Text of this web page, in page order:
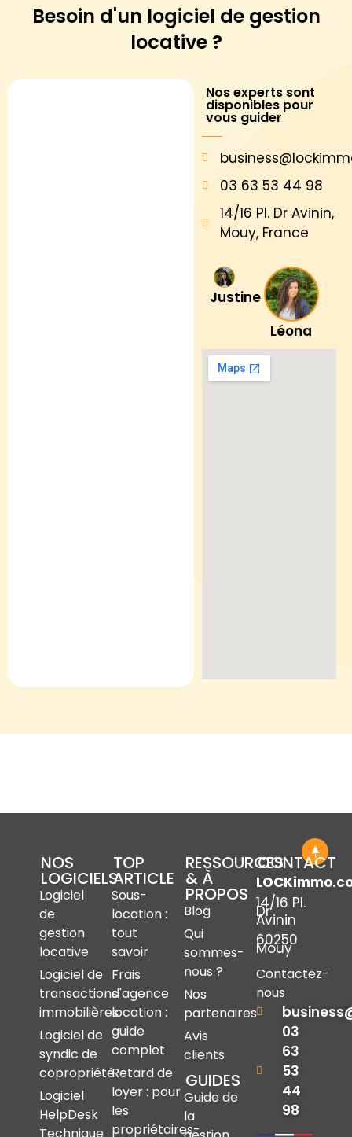
Besoin d'un logiciel de gestion
locative ?
Nos experts sont
disponibles pour
vous guider
03 63 53 44 98
14/16 Pl. Dr Avinin,
Mouy, France
Justine
Léona
NOS
LOGICIELS
Logiciel
de
gestion
locative
Logiciel de
transactions
immobilières
Logiciel de
syndic de
copropriété
Logiciel
HelpDesk
TOP
ARTICLE
Sous-
location :
tout
savoir
Frais
d'agence
location :
guide
complet
Retard de
loyer : pour
les
propriétaires-
RESSOURCES
& À
PROPOS
Blog
Qui
sommes-
nous ?
Nos
partenaires
Avis
clients
GUIDES
Guide de
la
CONTACT
14/16 Pl.
Dr
Avinin
60250
Mouy
Contactez-
nous
03
63
53
44
98